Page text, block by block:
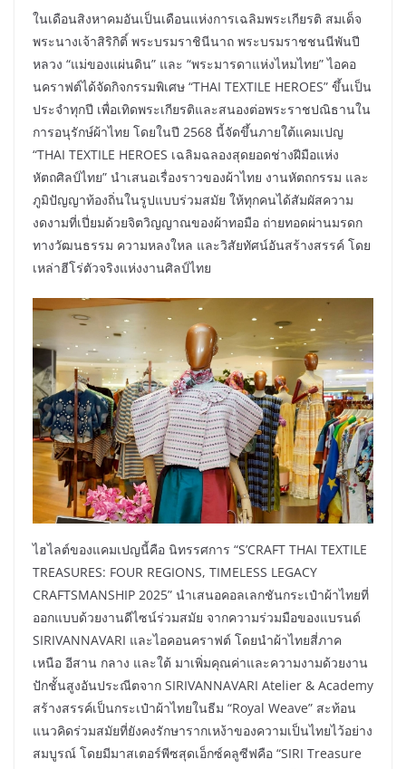
ในเดือนสิงหาคมอันเป็นเดือนแห่งการเฉลิมพระเกียรติ สมเด็จ
พระนางเจ้าสิริกิติ์ พระบรมราชินีนาถ พระบรมราชชนนีพันปี
หลวง “แม่ของแผ่นดิน” และ “พระมารดาแห่งไหมไทย” ไอคอ
นคราฟต์ได้จัดกิจกรรมพิเศษ “THAI TEXTILE HEROES” ขึ้นเป็น
ประจำทุกปี เพื่อเทิดพระเกียรติและสนองต่อพระราชปณิธานใน
การอนุรักษ์ผ้าไทย โดยในปี 2568 นี้จัดขึ้นภายใต้แคมเปญ
“THAI TEXTILE HEROES เฉลิมฉลองสุดยอดช่างฝีมือแห่ง
หัตถศิลป์ไทย” นำเสนอเรื่องราวของผ้าไทย งานหัตถกรรม และ
ภูมิปัญญาท้องถิ่นในรูปแบบร่วมสมัย ให้ทุกคนได้สัมผัสความ
งดงามที่เปี่ยมด้วยจิตวิญญาณของผ้าทอมือ ถ่ายทอดผ่านมรดก
ทางวัฒนธรรม ความหลงใหล และวิสัยทัศน์อันสร้างสรรค์ โดย
เหล่าฮีโร่ตัวจริงแห่งงานศิลป์ไทย
ไฮไลต์ของแคมเปญนี้คือ นิทรรศการ “S’CRAFT THAI TEXTILE
TREASURES: FOUR REGIONS, TIMELESS LEGACY
CRAFTSMANSHIP 2025” นำเสนอคอลเลกชันกระเป๋าผ้าไทยที่
ออกแบบด้วยงานดีไซน์ร่วมสมัย จากความร่วมมือของแบรนด์
SIRIVANNAVARI และไอคอนคราฟต์ โดยนำผ้าไทยสี่ภาค
เหนือ อีสาน กลาง และใต้ มาเพิ่มคุณค่าและความงามด้วยงาน
ปักชั้นสูงอันประณีตจาก SIRIVANNAVARI Atelier & Academy
สร้างสรรค์เป็นกระเป๋าผ้าไทยในธีม “Royal Weave” สะท้อน
แนวคิดร่วมสมัยที่ยังคงรักษารากเหง้าของความเป็นไทยไว้อย่าง
สมบูรณ์ โดยมีมาสเตอร์พีซสุดเอ็กซ์คลูซีฟคือ “SIRI Treasure